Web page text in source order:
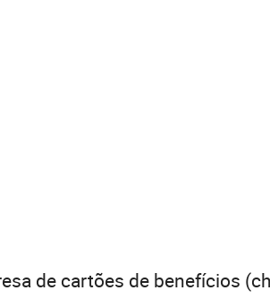
de cartões de benefícios